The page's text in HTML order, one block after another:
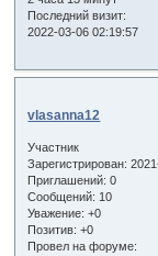
Последний визит:
2022-03-06 02:19:57
vlasanna12
Участник
Зарегистрирован:
Приглашений: 0
Сообщений: 10
Уважение: +0
Позитив: +0
Провел на форуме: